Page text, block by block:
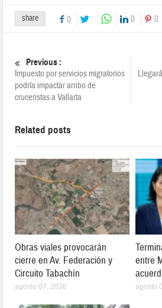
share 0 0 0
Previous :
Impuesto por servicios migratorios
podría impactar arribo de
cruceristas a Vallarta
Related posts
Obras viales provocarán
cierre en Av. Federación y
Circuito Tabachín
agosto 07, 2026
entre
agosto